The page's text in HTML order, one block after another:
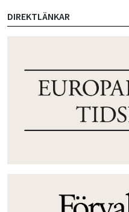
DIREKTLÄNKAR